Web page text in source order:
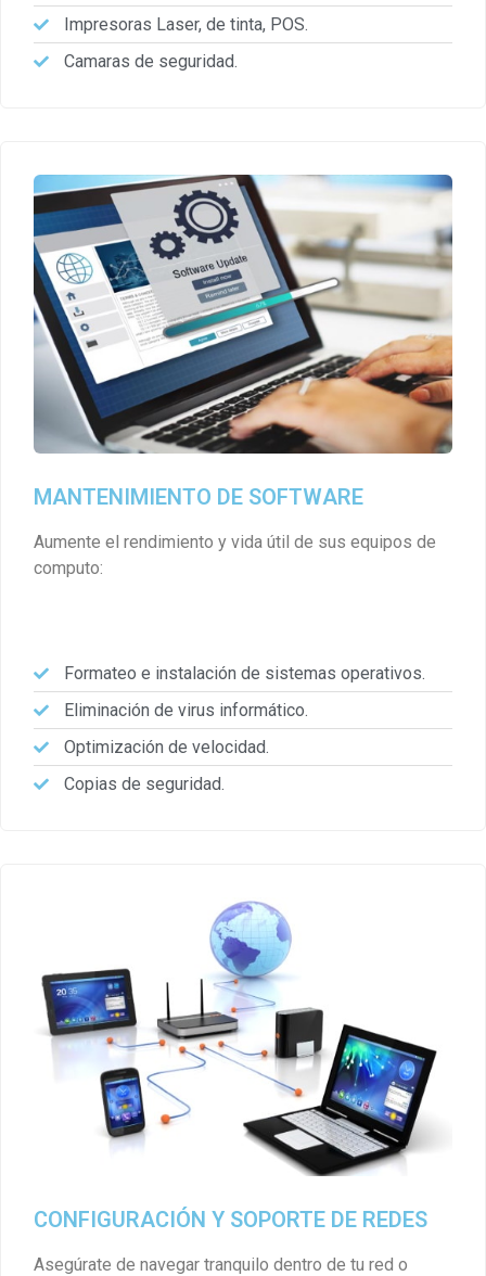
Impresoras Laser, de tinta, POS.
Camaras de seguridad.
MANTENIMIENTO DE SOFTWARE
Aumente el rendimiento y vida útil de sus equipos de
computo:
Formateo e instalación de sistemas operativos.
Eliminación de virus informático.
Optimización de velocidad.
Copias de seguridad.
CONFIGURACIÓN Y SOPORTE DE REDES
Asegúrate de navegar tranquilo dentro de tu red o